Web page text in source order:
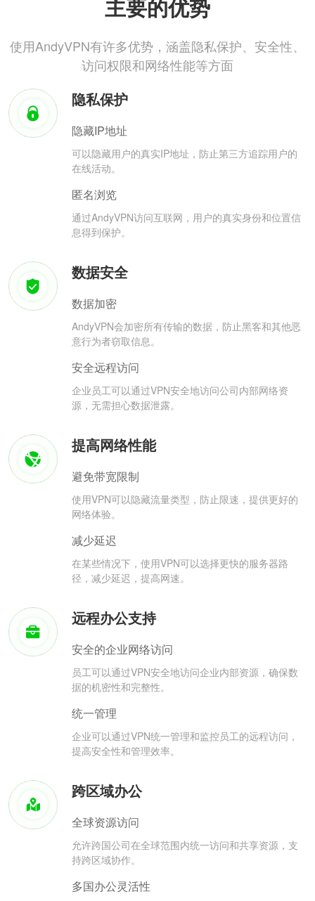
主要的优势
使用AndyVPN有许多优势，涵盖隐私保护、安全性、
访问权限和网络性能等方面
隐私保护
隐藏IP地址
可以隐藏用户的真实IP地址，防止第三方追踪用户的
在线活动。
匿名浏览
通过AndyVPN访问互联网，用户的真实身份和位置信
息得到保护。
数据安全
数据加密
AndyVPN会加密所有传输的数据，防止黑客和其他恶
意行为者窃取信息。
安全远程访问
企业员工可以通过VPN安全地访问公司内部网络资
源，无需担心数据泄露。
提高网络性能
避免带宽限制
使用VPN可以隐藏流量类型，防止限速，提供更好的
网络体验。
减少延迟
在某些情况下，使用VPN可以选择更快的服务器路
径，减少延迟，提高网速。
远程办公支持
安全的企业网络访问
员工可以通过VPN安全地访问企业内部资源，确保数
据的机密性和完整性。
统一管理
企业可以通过VPN统一管理和监控员工的远程访问，
提高安全性和管理效率。
跨区域办公
全球资源访问
允许跨国公司在全球范围内统一访问和共享资源，支
持跨区域协作。
多国办公灵活性